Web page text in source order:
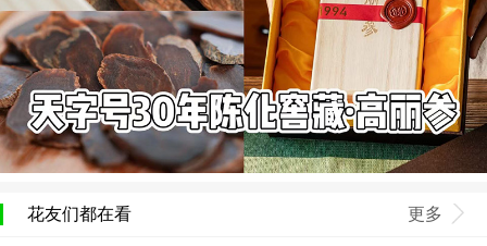
花友们都在看 更多